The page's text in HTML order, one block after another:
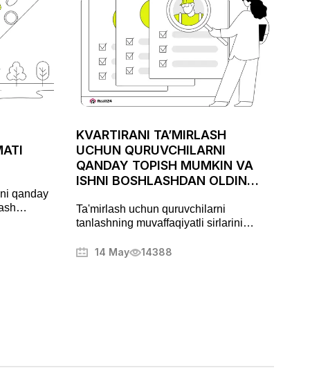
qanday
bahosi
KVARTIRANI TA’MIRLASH
UCHUN QURUVCHILARNI
QANDAY TOPISH MUMKIN VA
ISHNI BOSHLASHDAN OLDIN
KERAK
Ta'mirlash uchun quruvchilarni
tanlashning muvaffaqiyatli sirlarini
muammolardan qanday qochishni,
14 May 14388